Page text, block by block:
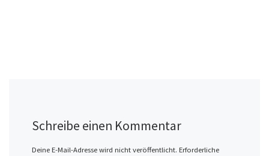
Schreibe einen Kommentar
Deine E-Mail-Adresse wird nicht veröffentlicht. Erforderliche